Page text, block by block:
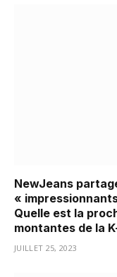
NewJeans
«
Quelle est la
montantes de la
JUILLET 25, 2023